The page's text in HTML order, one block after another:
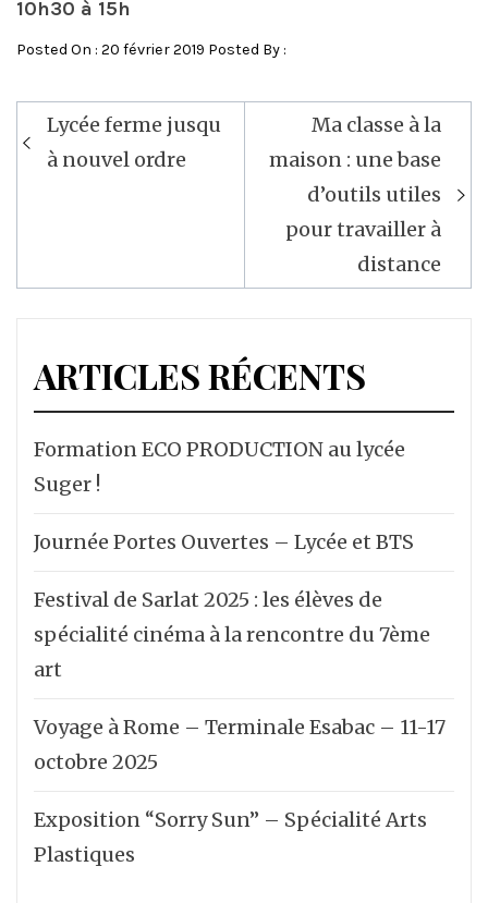
10h30 à 15h
Posted On : 20 février 2019 Posted By :
Navigation
de
Lycée ferme jusqu
à nouvel ordre
Ma classe à la
maison : une base
d’outils utiles
pour travailler à
distance
ARTICLES RÉCENTS
Formation ECO PRODUCTION au lycée
Suger !
Journée Portes Ouvertes – Lycée et BTS
Festival de Sarlat 2025 : les élèves de
spécialité cinéma à la rencontre du 7ème
art
Voyage à Rome – Terminale Esabac – 11-17
octobre 2025
Exposition “Sorry Sun” – Spécialité Arts
Plastiques